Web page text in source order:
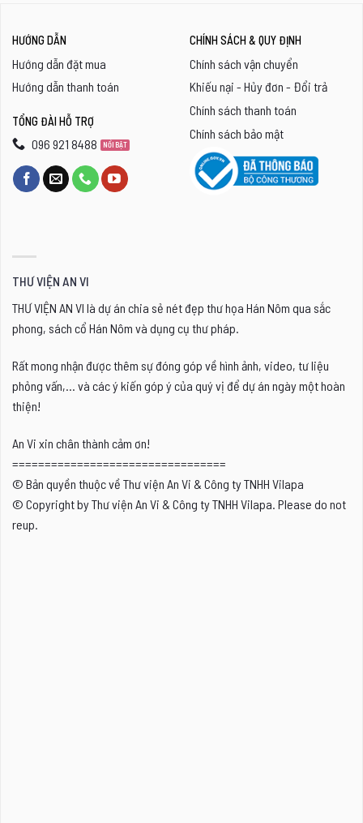
HƯỚNG DẪN
Hướng dẫn đặt mua
Hướng dẫn thanh toán
TỔNG ĐÀI HỖ TRỢ
096 921 8488
CHÍNH SÁCH & QUY ĐỊNH
Chính sách vận chuyển
Khiếu nại - Hủy đơn - Đổi trả
Chính sách thanh toán
Chính sách bảo mật
THƯ VIỆN AN VI
THƯ VIỆN AN VI là dự án chia sẻ nét đẹp thư họa Hán Nôm qua sắc
phong, sách cổ Hán Nôm và dụng cụ thư pháp.
Rất mong nhận được thêm sự đóng góp về hình ảnh, video, tư liệu
phỏng vấn,... và các ý kiến góp ý của quý vị để dự án ngày một hoàn
thiện!
An Vi xin chân thành cảm ơn!
=================================
© Bản quyền thuộc về Thư viện An Vi & Công ty TNHH Vilapa
© Copyright by Thư viện An Vi & Công ty TNHH Vilapa. Please do not
reup.